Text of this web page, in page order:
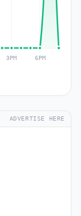
ADVERTISE HERE